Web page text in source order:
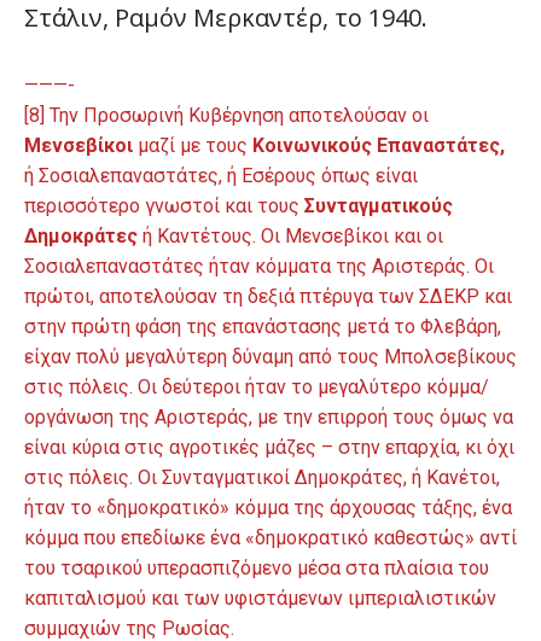
Στάλιν, Ραμόν Μερκαντέρ, το 1940.
———-
[8] Την Προσωρινή Κυβέρνηση αποτελούσαν οι
Μενσεβίκοι μαζί με τους Κοινωνικούς Επαναστάτες,
ή Σοσιαλεπαναστάτες, ή Εσέρους όπως είναι
περισσότερο γνωστοί και τους Συνταγματικούς
Δημοκράτες ή Καντέτους. Οι Μενσεβίκοι και οι
Σοσιαλεπαναστάτες ήταν κόμματα της Αριστεράς. Οι
πρώτοι, αποτελούσαν τη δεξιά πτέρυγα των ΣΔΕΚΡ και
στην πρώτη φάση της επανάστασης μετά το Φλεβάρη,
είχαν πολύ μεγαλύτερη δύναμη από τους Μπολσεβίκους
στις πόλεις. Οι δεύτεροι ήταν το μεγαλύτερο κόμμα/
οργάνωση της Αριστεράς, με την επιρροή τους όμως να
είναι κύρια στις αγροτικές μάζες – στην επαρχία, κι όχι
στις πόλεις. Οι Συνταγματικοί Δημοκράτες, ή Κανέτοι,
ήταν το «δημοκρατικό» κόμμα της άρχουσας τάξης, ένα
κόμμα που επεδίωκε ένα «δημοκρατικό καθεστώς» αντί
του τσαρικού υπερασπιζόμενο μέσα στα πλαίσια του
καπιταλισμού και των υφιστάμενων ιμπεριαλιστικών
συμμαχιών της Ρωσίας.